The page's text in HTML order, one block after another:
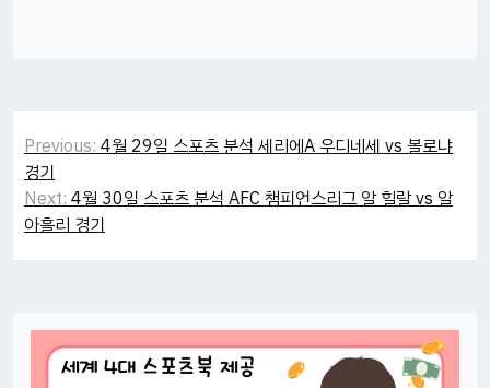
Post
navigation
Previous:4월 29일 스포츠 분석 세리에A 우디네세 vs 볼로냐
경기
Next:4월 30일 스포츠 분석 AFC 챔피언스리그 알 힐랄 vs 알
아흘리 경기